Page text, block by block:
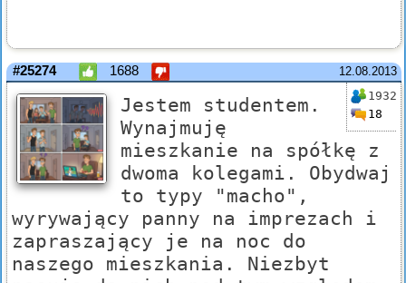
12.08.2013
#25274 1688
1932
18
Jestem studentem.
Wynajmuję
mieszkanie na spółkę z
dwoma kolegami. Obydwaj
to typy "macho",
wyrywający panny na imprezach i
zapraszający je na noc do
naszego mieszkania. Niezbyt